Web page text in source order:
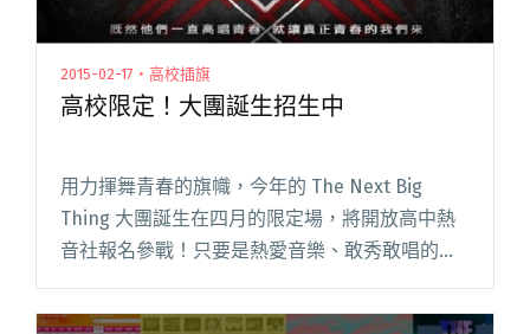
2015-02-17・高校插旗
高校限定！大團誕生招生中
用力揮舞青春的旗幟，今年的 The Next Big
Thing 大團誕生在四月的限定場，將開放高中熱
音社報名參戰！只要是熱愛音樂、敢秀敢唱的在
學高中生，就有機會於 04/09 登上台北 Legacy
的千人表演大舞台！ 起始於 2010 閱讀全文 "高校